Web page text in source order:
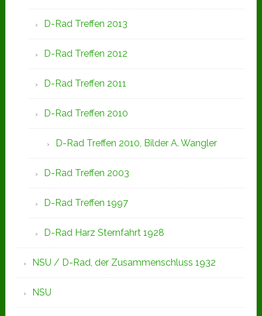
D-Rad Treffen 2013
D-Rad Treffen 2012
D-Rad Treffen 2011
D-Rad Treffen 2010
D-Rad Treffen 2010, Bilder A. Wangler
D-Rad Treffen 2003
D-Rad Treffen 1997
D-Rad Harz Sternfahrt 1928
NSU / D-Rad, der Zusammenschluss 1932
NSU